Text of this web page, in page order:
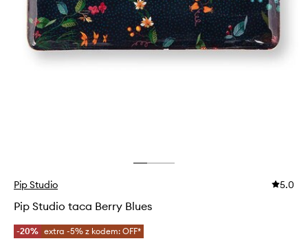
Pip Studio 5.0
Pip Studio taca Berry Blues
-20% extra -5% z kodem: OFF*